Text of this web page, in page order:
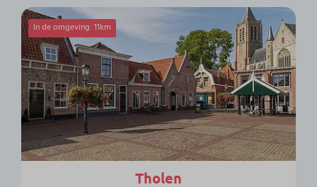
In de omgeving: 11km
Tholen